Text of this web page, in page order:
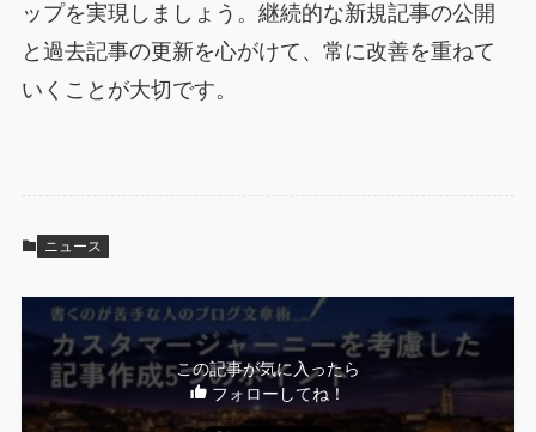
ップを実現しましょう。継続的な新規記事の公開
と過去記事の更新を心がけて、常に改善を重ねて
いくことが大切です。
ニュース
この記事が気に入ったら
フォローしてね！